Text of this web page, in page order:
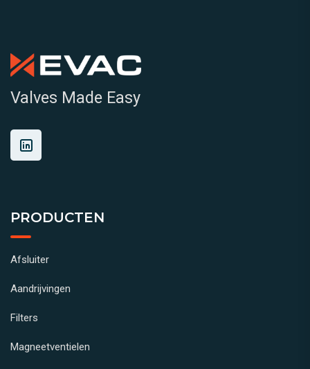
Valves Made Easy
PRODUCTEN
Afsluiter
Aandrijvingen
Filters
Magneetventielen